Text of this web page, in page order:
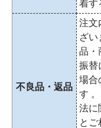
着す
不良品・返品
注文
ざい
品・
振替
場合
す
法に
とご